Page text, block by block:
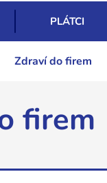
PLÁTCI
Zdraví do firem
firem